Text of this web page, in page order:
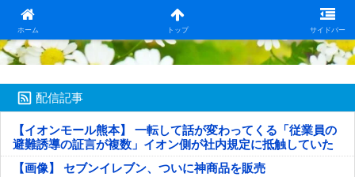
ホーム トップ サイドバー
日本第一！ニュース録
配信記事
【イオンモール熊本】 一転して話が変わってくる「従業員の
避難誘導の証言が複数」イオン側が社内規定に抵触していた
疑い
【画像】 セブンイレブン、ついに神商品を販売